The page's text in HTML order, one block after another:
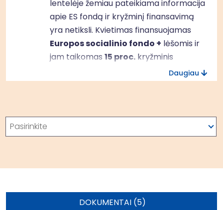
lentelėje žemiau pateikiama informacija
apie ES fondą ir kryžminį finansavimą
yra netiksli. Kvietimas finansuojamas
Europos socialinio fondo + lėšomis ir
jam taikomas 15 proc.kryžminis
Mindaugas Rukas, Prienų miesto vietos
Daugiau
Paieška
Pasirinkite
DOKUMENTAI (5)